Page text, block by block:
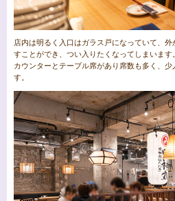
店内は明るく入口はガラス戸になっていて、
すことができ、つい入りたくなってしまいます。
カウンターとテーブル席があり席数も多く、
す。